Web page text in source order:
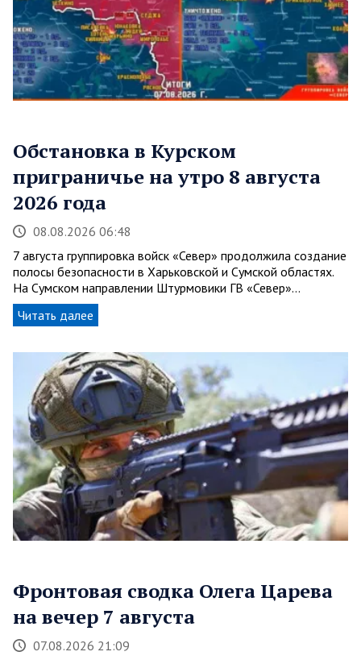
Обстановка в Курском
приграничье на утро 8 августа
2026 года
08.08.2026 06:48
7 августа группировка войск «Север» продолжила создание
полосы безопасности в Харьковской и Сумской областях.
На Сумском направлении Штурмовики ГВ «Север»…
Читать далее
Фронтовая сводка Олега Царева
на вечер 7 августа
07.08.2026 21:09